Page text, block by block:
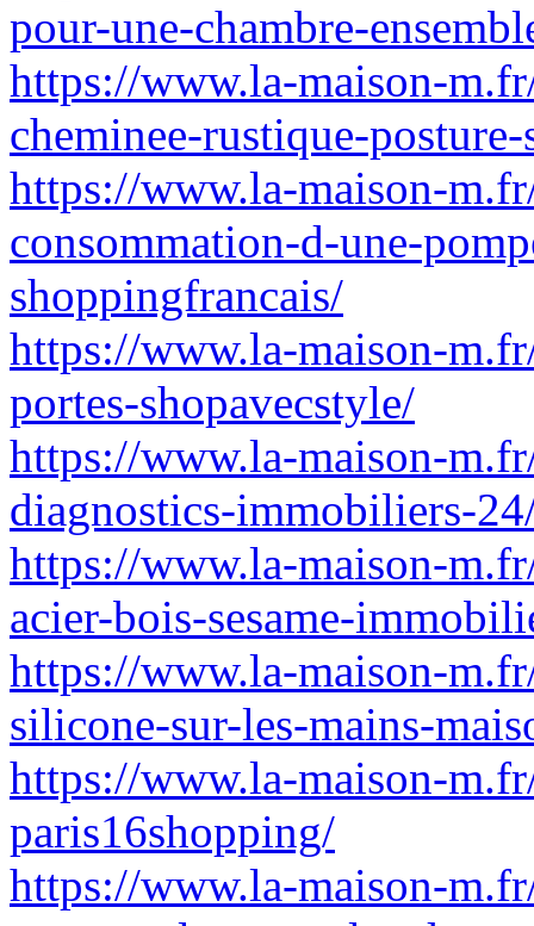
pour-une-chambre-
https://www.la-maison-
cheminee-rustique-
https://www.la-maison-
consommation-d-une-
shoppingfrancais/
https://www.la-maison-
portes-shopavecstyle/
https://www.la-maison-
diagnostics-immobiliers-
https://www.la-maison-
acier-bois-sesame-
https://www.la-maison-
silicone-sur-les-mains-
https://www.la-maison-
paris16shopping/
https://www.la-maison-